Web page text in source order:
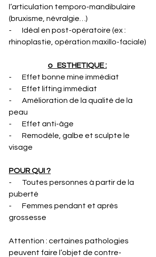
l’articulation temporo-mandibulaire
(bruxisme, névralgie…)
-       Idéal en post-opératoire (ex :
rhinoplastie, opération maxillo-faciale)
o   ESTHETIQUE :
-       Effet bonne mine immédiat
-       Effet lifting immédiat
-       Amélioration de la qualité de la
peau
-       Effet anti-âge
-       Remodèle, galbe et sculpte le
visage
POUR QUI ?
-       Toutes personnes à partir de la
puberté
-       Femmes pendant et après
grossesse
Attention : certaines pathologies
peuvent faire l’objet de contre-